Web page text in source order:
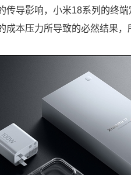
传导影响，小米18系列的终
本压力所导致的必然结果，